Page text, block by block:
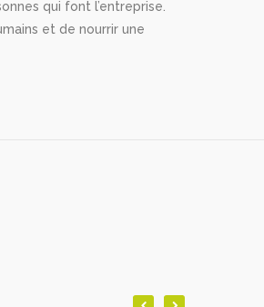
qui font l’entreprise.
et de nourrir une